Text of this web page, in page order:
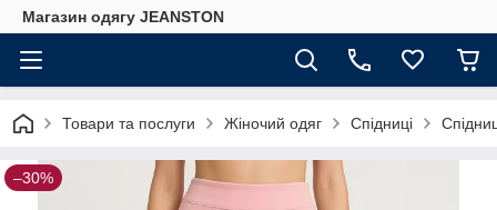
Магазин одягу JEANSTON
Товари та послуги Жіночий одяг Спідниці
–30%